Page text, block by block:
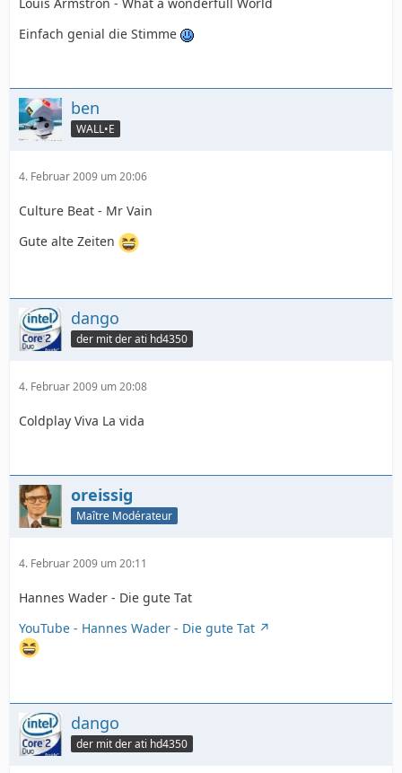
Einfach genial die Stimme
ben
WALL•E
4. Februar 2009 um 20:06
Culture Beat - Mr Vain
Gute alte Zeiten
dango
der mit der ati hd4350
4. Februar 2009 um 20:08
Coldplay Viva La vida
oreissig
Maître Modérateur
4. Februar 2009 um 20:11
Hannes Wader - Die gute Tat
YouTube - Hannes Wader - Die gute Tat
dango
der mit der ati hd4350